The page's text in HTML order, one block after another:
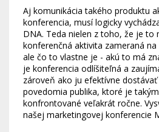
Aj komunikácia takého produktu
konferencia, musí logicky
DNA. Teda nielen z toho, že je to
konferenčná aktivita zameraná
ale čo to vlastne je - akú to má
je konferencia odlíšiteľná a
zároveň ako ju efektívne
povedomia publika, ktoré je
konfrontované veľakrát ročne.
našej marketingovej konferencie